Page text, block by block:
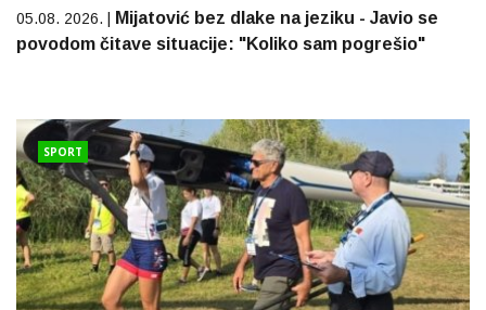
05.08. 2026. |
Mijatović bez dlake na jeziku - Javio se
povodom čitave situacije: "Koliko sam pogrešio"
SPORT